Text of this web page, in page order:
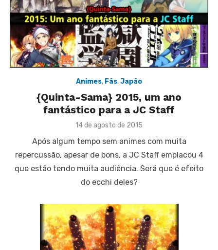
Animes, Fãs,Japão
{Quinta-Sama} 2015, um ano
fantástico para a JC Staff
Posted
14 de agosto de 2015
Após algum tempo sem animes com muita
repercussão, apesar de bons, a JC Staff emplacou 4
que estão tendo muita audiência. Será que é efeito
do ecchi deles?